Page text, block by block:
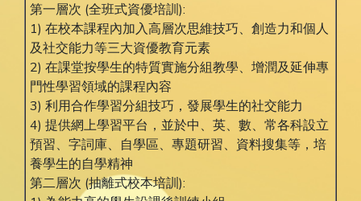
第一層次 (全班式資優培訓):
1) 在校本課程內加入高層次思維技巧、創造力和個人
及社交能力等三大資優教育元素
2) 在課堂按學生的特質實施分組教學、增潤及延伸專
門性學習領域的課程內容
3) 利用合作學習分組技巧，發展學生的社交能力
4) 提供網上學習平台，並於中、英、數、常各科設立
預習、字詞庫、自學區、專題研習、資料搜集等，培
養學生的自學精神
第二層次 (抽離式校本培訓):